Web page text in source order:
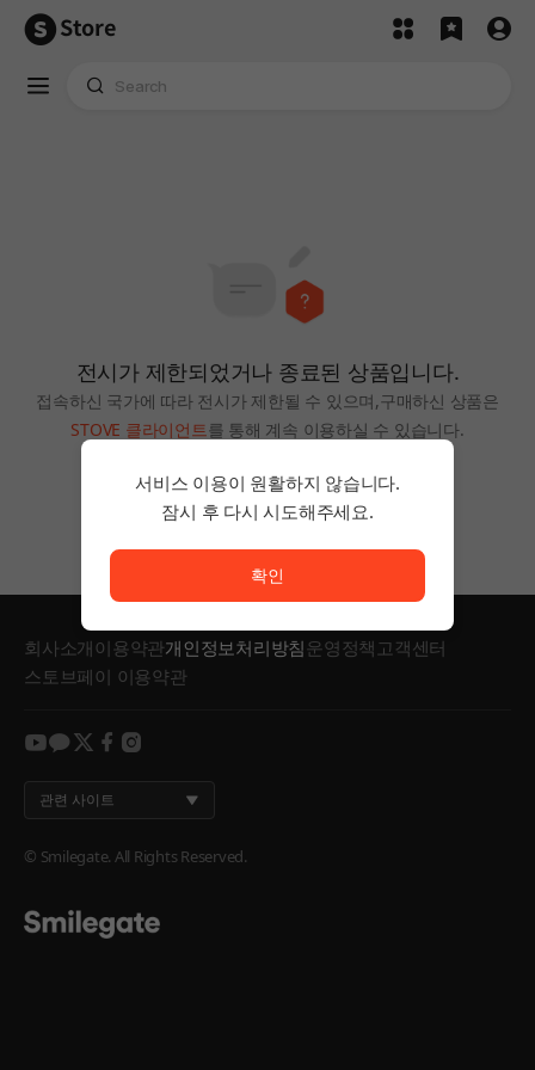
Store
전시가 제한되었거나 종료된 상품입니다.
접속하신 국가에 따라 전시가 제한될 수 있으며,구매하신 상품은
STOVE 클라이언트를 통해 계속 이용하실 수 있습니다.
홈으로
회사소개이용약관개인정보처리방침운영정책 고객센터
스토브페이 이용약관
youtube
kakaotwitterfacebook
instagram
관련 사이트
© Smilegate. All Rights Reserved.
서비스 이용이 원활하지 않습니다.
잠시 후 다시 시도해주세요.
확인